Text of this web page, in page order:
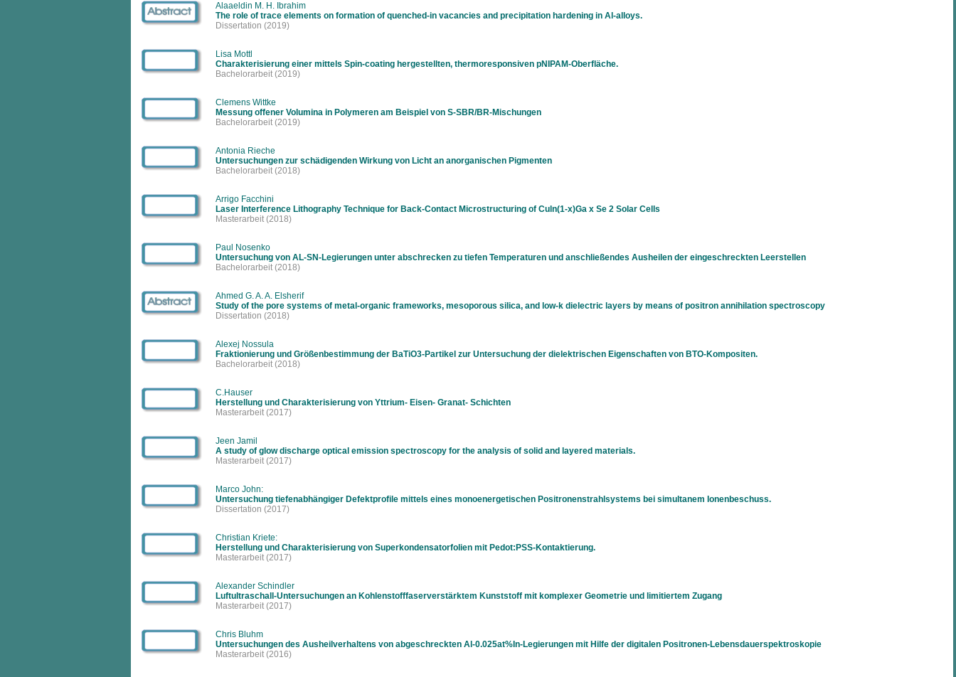
Alaaeldin M. H. Ibrahim
The role of trace elements on formation of quenched-in vacancies and precipitation hardening in Al-alloys.
Dissertation (2019)
Lisa Mottl
Charakterisierung einer mittels Spin-coating hergestellten, thermoresponsiven pNIPAM-Oberfläche.
Bachelorarbeit (2019)
Clemens Wittke
Messung offener Volumina in Polymeren am Beispiel von S-SBR/BR-Mischungen
Bachelorarbeit (2019)
Antonia Rieche
Untersuchungen zur schädigenden Wirkung von Licht an anorganischen Pigmenten
Bachelorarbeit (2018)
Arrigo Facchini
Laser Interference Lithography Technique for Back-Contact Microstructuring of Culn(1-x)Ga x Se 2 Solar Cells
Masterarbeit (2018)
Paul Nosenko
Untersuchung von AL-SN-Legierungen unter abschrecken zu tiefen Temperaturen und anschließendes Ausheilen der eingeschreckten Leerstellen
Bachelorarbeit (2018)
Ahmed G. A. A. Elsherif
Study of the pore systems of metal-organic frameworks, mesoporous silica, and low-k dielectric layers by means of positron annihilation spectroscopy
Dissertation (2018)
Alexej Nossula
Fraktionierung und Größenbestimmung der BaTiO3-Partikel zur Untersuchung der dielektrischen Eigenschaften von BTO-Kompositen.
Bachelorarbeit (2018)
C.Hauser
Herstellung und Charakterisierung von Yttrium- Eisen- Granat- Schichten
Masterarbeit (2017)
Jeen Jamil
A study of glow discharge optical emission spectroscopy for the analysis of solid and layered materials.
Masterarbeit (2017)
Marco John:
Untersuchung tiefenabhängiger Defektprofile mittels eines monoenergetischen Positronenstrahlsystems bei simultanem Ionenbeschuss.
Dissertation (2017)
Christian Kriete:
Herstellung und Charakterisierung von Superkondensatorfolien mit Pedot:PSS-Kontaktierung.
Masterarbeit (2017)
Alexander Schindler
Luftultraschall-Untersuchungen an Kohlenstofffaserverstärktem Kunststoff mit komplexer Geometrie und limitiertem Zugang
Masterarbeit (2017)
Chris Bluhm
Untersuchungen des Ausheilverhaltens von abgeschreckten Al-0.025at%In-Legierungen mit Hilfe der digitalen Positronen-Lebensdauerspektroskopie
Masterarbeit (2016)